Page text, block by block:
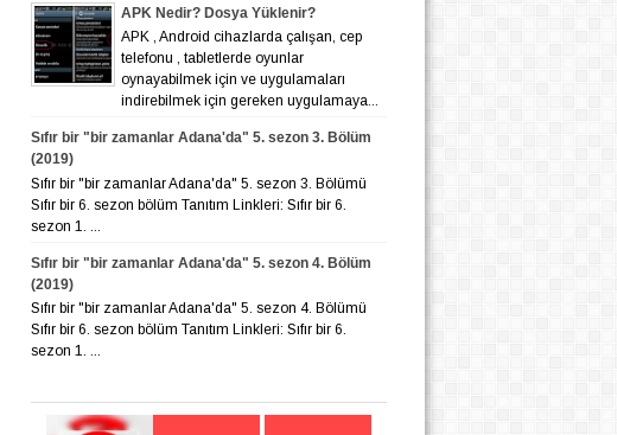
APK Nedir? Dosya Yüklenir?
APK , Android cihazlarda çalışan, cep
telefonu , tabletlerde oyunlar
oynayabilmek için ve uygulamaları
indirebilmek için gereken uygulamaya...
Sıfır bir "bir zamanlar Adana'da" 5. sezon 3. Bölüm
(2019)
Sıfır bir "bir zamanlar Adana'da" 5. sezon 3. Bölümü
Sıfır bir 6. sezon bölüm Tanıtım Linkleri: Sıfır bir 6.
sezon 1. ...
Sıfır bir "bir zamanlar Adana'da" 5. sezon 4. Bölüm
(2019)
Sıfır bir "bir zamanlar Adana'da" 5. sezon 4. Bölümü
Sıfır bir 6. sezon bölüm Tanıtım Linkleri: Sıfır bir 6.
sezon 1. ...